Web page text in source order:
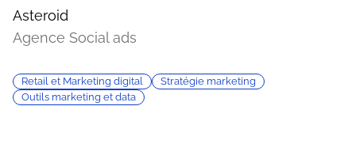
Asteroid
Agence Social ads
Retail et Marketing digital
Stratégie marketing
Outils marketing et data